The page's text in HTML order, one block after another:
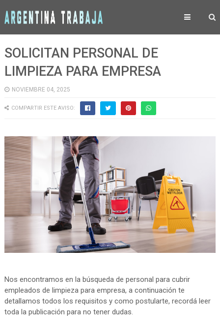
SOLICITAN PERSONAL DE
LIMPIEZA PARA EMPRESA
NOVIEMBRE 04, 2025
COMPARTIR ESTE AVISO:
Nos encontramos en la búsqueda de personal para cubrir
empleados de limpieza para empresa, a continuación te
detallamos todos los requisitos y como postularte, recordá leer
toda la publicación para no tener dudas.